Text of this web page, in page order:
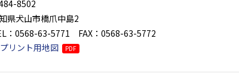
8502
県犬山市橋爪中島2
：0568-63-5771 FAX：0568-63-5772
プリント用地図
PDF